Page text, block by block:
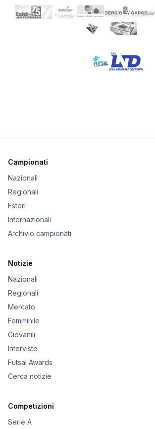
Campionati
Nazionali
Regionali
Esteri
Internazionali
Archivio campionati
Notizie
Nazionali
Regionali
Mercato
Femminile
Giovanili
Interviste
Futsal Awards
Cerca notizie
Competizioni
Serie A